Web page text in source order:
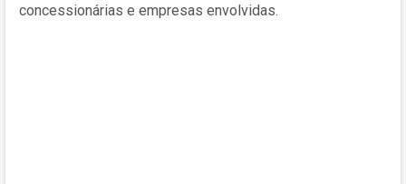
concessionárias e empresas envolvidas.